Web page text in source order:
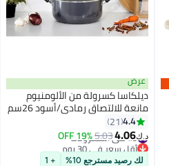
عرض
ديلكاسا كسرولة من الألومنيوم
مانعة للالتصاق رمادي/أسود 26سم
4.4
21
د.ك‏4.06
5.03
19% OFF #5 في الكسرولات
أقل سعر في 30 يوم
#5 في الكسرولات
لك رصيد مسترجع 10% + 1